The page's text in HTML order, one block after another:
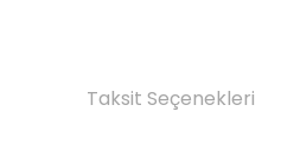
Taksit Seçenekleri